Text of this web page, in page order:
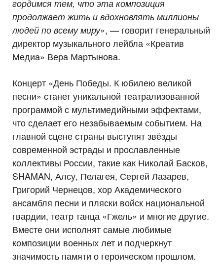
гордимся тем, что эта композиция
продолжает жить и вдохновлять миллионы
людей по всему миру», — говорит генеральный
директор музыкального лейбла «Креатив
Медиа» Вера Мартынова.
Концерт «День Победы. К юбилею великой
песни» станет уникальной театрализованной
программой с мультимедийными эффектами,
что сделает его незабываемым событием. На
главной сцене страны выступят звёзды
современной эстрады и прославленные
коллективы России, такие как Николай Басков,
SHAMAN, Алсу, Пелагея, Сергей Лазарев,
Григорий Чернецов, хор Академического
ансамбля песни и пляски войск национальной
гвардии, театр танца «Гжель» и многие другие.
Вместе они исполнят самые любимые
композиции военных лет и подчеркнут
значимость памяти о героическом прошлом.